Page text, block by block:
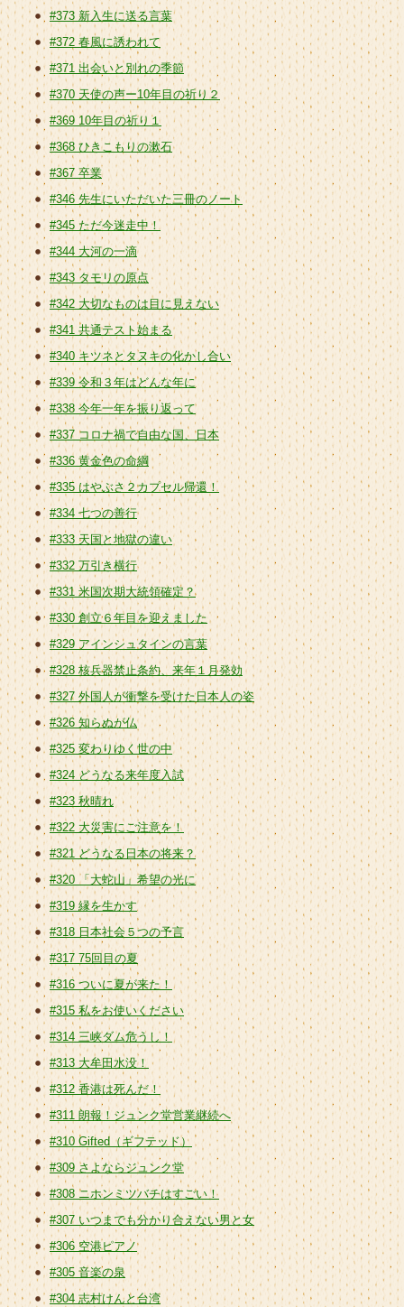
#373 新入生に送る言葉
#372 春風に誘われて
#371 出会いと別れの季節
#370 天使の声ー10年目の祈り２
#369 10年目の祈り１
#368 ひきこもりの漱石
#367 卒業
#346 先生にいただいた三冊のノート
#345 ただ今迷走中！
#344 大河の一滴
#343 タモリの原点
#342 大切なものは目に見えない
#341 共通テスト始まる
#340 キツネとタヌキの化かし合い
#339 令和３年はどんな年に
#338 今年一年を振り返って
#337 コロナ禍で自由な国、日本
#336 黄金色の命綱
#335 はやぶさ２カプセル帰還！
#334 七つの善行
#333 天国と地獄の違い
#332 万引き横行
#331 米国次期大統領確定？
#330 創立６年目を迎えました
#329 アインシュタインの言葉
#328 核兵器禁止条約、来年１月発効
#327 外国人が衝撃を受けた日本人の姿
#326 知らぬが仏
#325 変わりゆく世の中
#324 どうなる来年度入試
#323 秋晴れ
#322 大災害にご注意を！
#321 どうなる日本の将来？
#320 「大蛇山」希望の光に
#319 縁を生かす
#318 日本社会５つの予言
#317 75回目の夏
#316 ついに夏が来た！
#315 私をお使いください
#314 三峡ダム危うし！
#313 大牟田水没！
#312 香港は死んだ！
#311 朗報！ジュンク堂営業継続へ
#310 Gifted（ギフテッド）
#309 さよならジュンク堂
#308 ニホンミツバチはすごい！
#307 いつまでも分かり合えない男と女
#306 空港ピアノ
#305 音楽の泉
#304 志村けんと台湾